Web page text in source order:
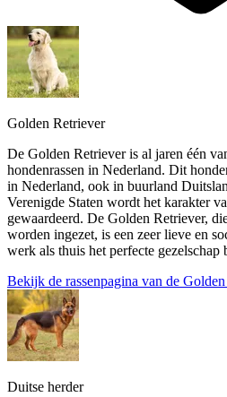
Golden Retriever
De Golden Retriever is al jaren één
hondenrassen in Nederland. Dit
in Nederland, ook in buurland
Verenigde Staten wordt het karakter
gewaardeerd. De Golden Retriever,
worden ingezet, is een zeer lieve en
werk als thuis het perfecte
Bekijk de rassenpagina van de
Duitse herder